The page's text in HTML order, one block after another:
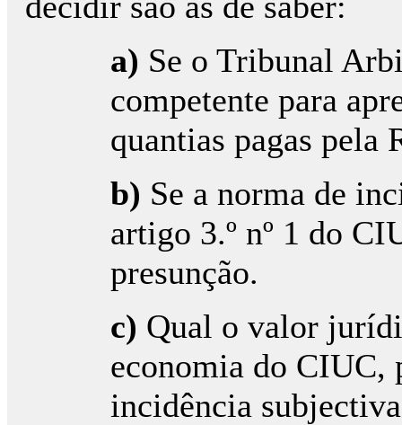
a) Se o Tribunal
competente para
quantias pagas pela
b) Se a norma de
artigo 3.º nº 1 do
presunção.
c) Qual o valor
economia do CIUC,
incidência